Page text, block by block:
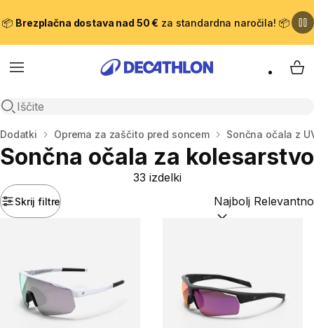
📦 Brezplačna dostava nad 50 € za standardna naročila! 📦
Meni
Odpri iskanje
Domov
Dodatki Oprema za zaščito pred soncem Sončna očala z
Sončna očala za kolesarstvo
Skrij filtre
33 izdelki
Razvrsti po: